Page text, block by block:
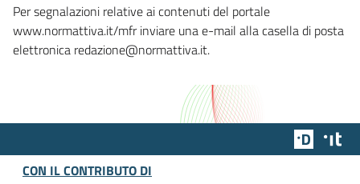
Per segnalazioni relative ai contenuti del portale
www.normattiva.it/mfr inviare una e-mail alla casella di posta
elettronica redazione@normattiva.it.
Team
CON IL CONTRIBUTO DI